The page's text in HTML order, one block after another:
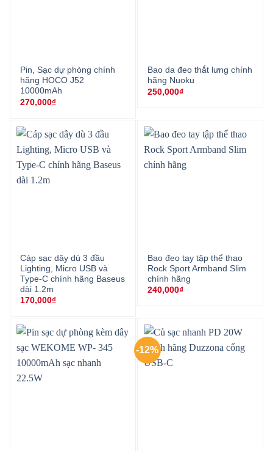
Pin, Sạc dự phòng chính
hãng HOCO J52
10000mAh
270,000₫
Bao da đeo thắt lưng chính
hãng Nuoku
250,000₫
Cáp sạc dây dù 3 đầu
Lighting, Micro USB và
Type-C chính hãng Baseus
dài 1.2m
170,000₫
Bao đeo tay tập thể thao
Rock Sport Armband Slim
chính hãng
240,000₫
-12%